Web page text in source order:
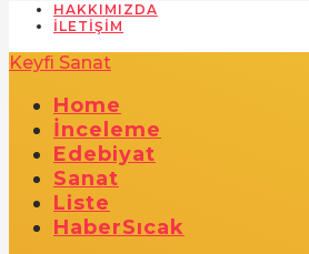
HAKKIMIZDA
İLETIŞIM
Keyfi Sanat
Home
İnceleme
Edebiyat
Sanat
Liste
HaberSıcak